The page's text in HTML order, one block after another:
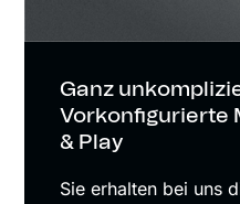
Ganz
Vorkonfigurierte
& Play
Sie erhalten bei uns